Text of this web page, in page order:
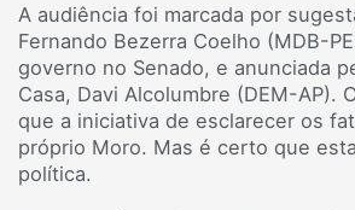
A audiência foi marcada por
Fernando Bezerra Coelho (MDB-
governo no Senado, e anunciada
Casa, Davi Alcolumbre (DEM-AP).
que a iniciativa de esclarecer os
próprio Moro. Mas é certo que
política.